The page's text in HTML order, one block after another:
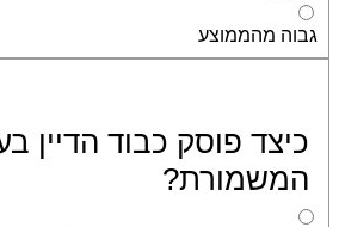
גבוה מהממוצע
כיצד פוסק כבוד הדיין
המשמורת?